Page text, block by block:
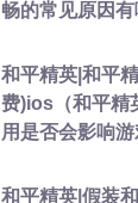
畅的常见原因有
和平精英|和平
费)ios（和平精
用是否会影响游
和平精英|假装